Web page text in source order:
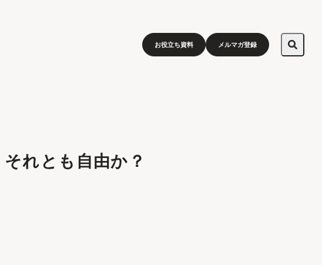
お役立ち資料 メルマガ登録
れとも自由か？